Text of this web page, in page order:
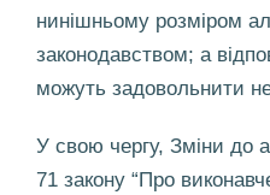
нинішньому розміром
законодавством; а
можуть задовольнити
У свою чергу, Зміни до
71 закону “Про